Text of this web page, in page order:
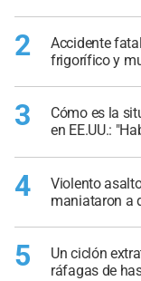
2
Accidente
frigorífico y
3
Cómo es la
en EE.UU.:
4
Violento
maniataron a
5
Un ciclón
ráfagas de